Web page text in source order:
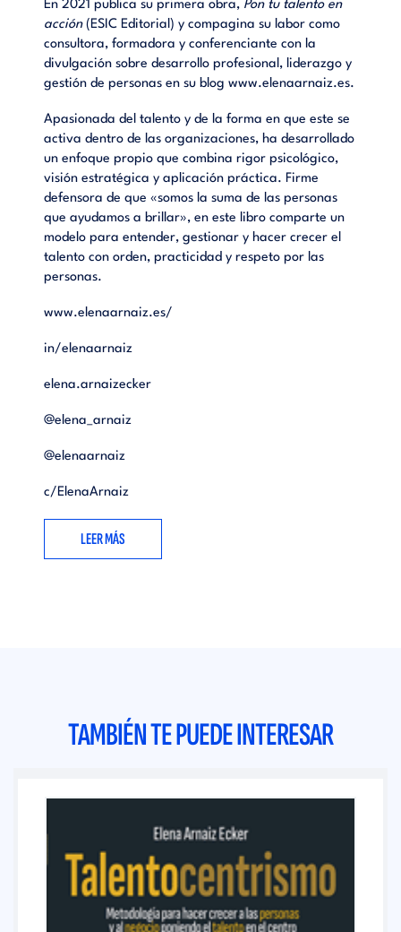
En 2021 publica su primera obra, Pon tu talento en
acción(ESIC Editorial) y compagina su labor como
consultora, formadora y conferenciante con la
divulgación sobre desarrollo profesional, liderazgo y
gestión de personas en su blog www.elenaarnaiz.es.
Apasionada del talento y de la forma en que este se
activa dentro de las organizaciones, ha desarrollado
un enfoque propio que combina rigor psicológico,
visión estratégica y aplicación práctica. Firme
defensora de que «somos la suma de las personas
que ayudamos a brillar», en este libro comparte un
modelo para entender, gestionar y hacer crecer el
talento con orden, practicidad y respeto por las
personas.
www.elenaarnaiz.es/
in/elenaarnaiz
elena.arnaizecker
@elena_arnaiz
@elenaarnaiz
c/ElenaArnaiz
LEER MÁS
TAMBIÉN TE PUEDE INTERESAR